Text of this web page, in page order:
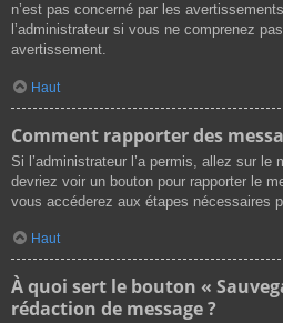
n’est pas concerné par les
l’administrateur si vous ne comprenez
avertissement.
Haut
Comment rapporter des
Si l’administrateur l’a permis, allez sur le
devriez voir un bouton pour rapporter le
vous accéderez aux étapes nécessaires
Haut
À quoi sert le bouton «
rédaction de message ?